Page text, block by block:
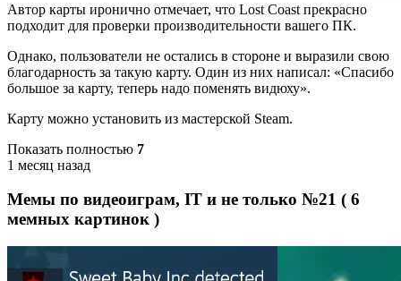
Автор карты иронично отмечает, что Lost Coast прекрасно
подходит для проверки производительности вашего ПК.
Однако, пользователи не остались в стороне и выразили свою
благодарность за такую карту. Один из них написал: «Спасибо
большое за карту, теперь надо поменять видюху».
Карту можно установить из мастерской Steam.
Показать полностью 7
1 месяц назад
Мемы по видеоиграм, IT и не только №21 ( 6
мемных картинок )⁠ ⁠